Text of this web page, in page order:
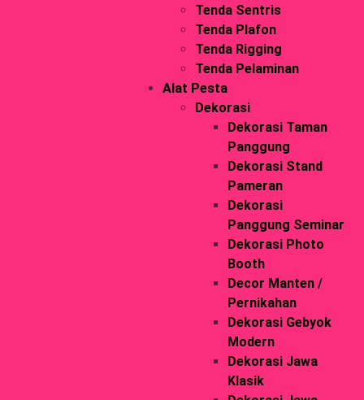
Tenda Sentris
Tenda Plafon
Tenda Rigging
Tenda Pelaminan
Alat Pesta
Dekorasi
Dekorasi Taman
Panggung
Dekorasi Stand
Pameran
Dekorasi
Panggung Seminar
Dekorasi Photo
Booth
Decor Manten /
Pernikahan
Dekorasi Gebyok
Modern
Dekorasi Jawa
Klasik